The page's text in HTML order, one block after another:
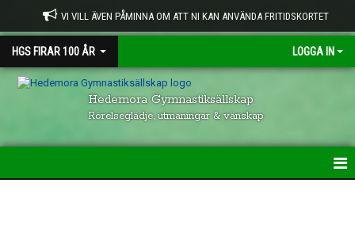
VI VILL ÄVEN PÅMINNA OM ATT NI KAN ANVÄNDA FRITIDSKORTET
HGS FIRAR 100 ÅR LOGGA IN
Hedemora Gymnastiksällskap
Rörelseglädje, utmaningar & vänskap